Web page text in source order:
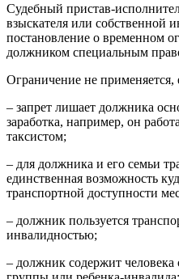
Судебный пристав-
взыскателя или собственной
постановление о временном
должником специальным
Ограничение не применяется,
– запрет лишает должника
заработка, например, он
таксистом;
– для должника и его семьи
единственная возможность
транспортной доступности
– должник пользуется
инвалидностью;
– должник содержит